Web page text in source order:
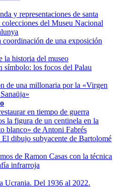
y representaciones de santa
del Museu Nacional
de una exposición
la historia del museo
símbolo: los focos del Palau
de una millonaria por la «Virgen
en tiempo de guerra
la figura de un centinela en la
blanco» de Antoni Fabrés
dibujo subyacente de Bartolomé
de Ramon Casas con la técnica
infrarroja
Ucrania. Del 1936 al 2022.